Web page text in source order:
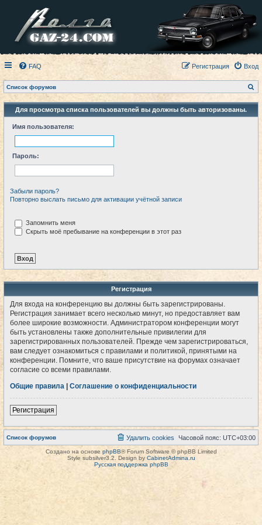
FAQ Вход
Регистрация
Список форумов
о
с
Для просмотра списка пользователей вы должны быть авторизованы.
Имя пользователя:
Пароль:
Забыли пароль?
Повторно выслать письмо для активации учётной записи
Запомнить меня
Скрыть моё пребывание на конференции в этот раз
Регистрация
Для входа на конференцию вы должны быть зарегистрированы.
Регистрация занимает всего несколько минут, но предоставляет вам
более широкие возможности. Администратором конференции могут
быть установлены также дополнительные привилегии для
зарегистрированных пользователей. Прежде чем зарегистрироваться,
вам следует ознакомиться с правилами и политикой, принятыми на
конференции. Помните, что ваше присутствие на форумах означает
согласие со всеми правилами.
Общие правила
Соглашение о конфиденциальности
Регистрация
Список форумов Часовой пояс: UTC+03:00
Удалить cookies
Создано на основе phpBB® Forum Software © phpBB Limited
Style subsilver3.2. Design by CabinetAdmina.ru
Русская поддержка phpBB